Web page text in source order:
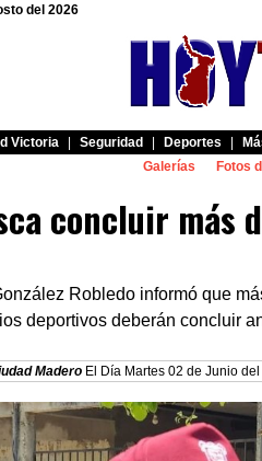
del 2026
Victoria Seguridad Deportes
Galerías
Fotos
concluir más
Robledo informó que
deportivos deberán concluir
Madero El Día Martes 02 de Junio